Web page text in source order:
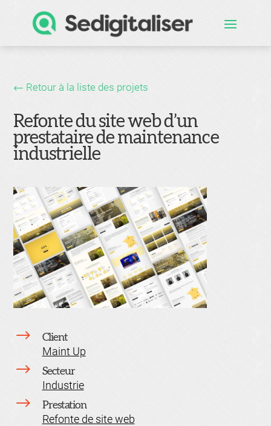
← Retour à la liste des projets
Refonte du site web d’un
prestataire de maintenance
industrielle
$ Client
Maint Up
$ Secteur
Industrie
$ Prestation
Refonte de site web